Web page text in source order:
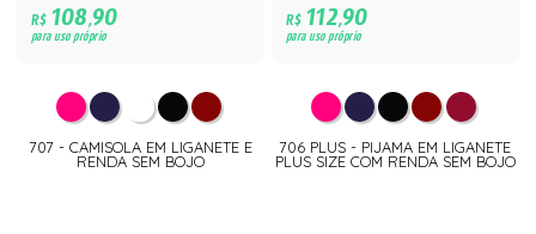
R$108,90
para uso próprio
707 - CAMISOLA EM LIGANETE E
RENDA SEM BOJO
R$112,90
para uso próprio
706 PLUS - PIJAMA EM LIGANETE
PLUS SIZE COM RENDA SEM BOJO